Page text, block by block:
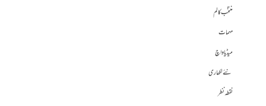
منتخب کالم
مہمات
میڈیا واچ
نئے لکھاری
نقطہ نظر